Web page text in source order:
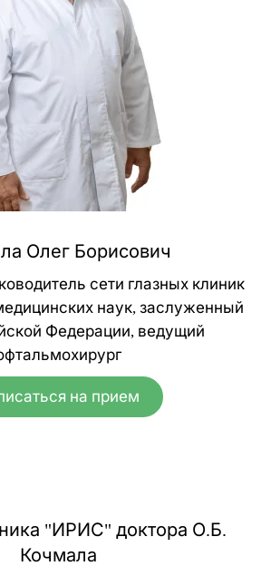
Олег Борисович
сети глазных клиник
наук, заслуженный
Федерации, ведущий
на прием
"ИРИС" доктора О.Б.
Кочмала